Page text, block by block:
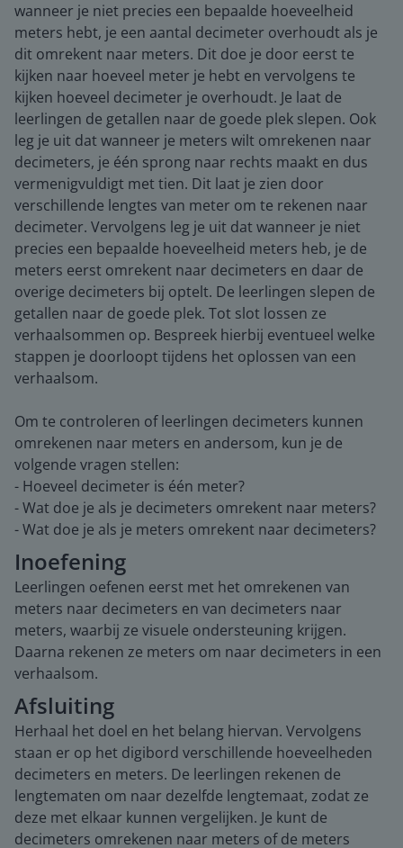
wanneer je niet precies een bepaalde hoeveelheid
meters hebt, je een aantal decimeter overhoudt als je
dit omrekent naar meters. Dit doe je door eerst te
kijken naar hoeveel meter je hebt en vervolgens te
kijken hoeveel decimeter je overhoudt. Je laat de
leerlingen de getallen naar de goede plek slepen. Ook
leg je uit dat wanneer je meters wilt omrekenen naar
decimeters, je één sprong naar rechts maakt en dus
vermenigvuldigt met tien. Dit laat je zien door
verschillende lengtes van meter om te rekenen naar
decimeter. Vervolgens leg je uit dat wanneer je niet
precies een bepaalde hoeveelheid meters heb, je de
meters eerst omrekent naar decimeters en daar de
overige decimeters bij optelt. De leerlingen slepen de
getallen naar de goede plek. Tot slot lossen ze
verhaalsommen op. Bespreek hierbij eventueel welke
stappen je doorloopt tijdens het oplossen van een
verhaalsom.
Om te controleren of leerlingen decimeters kunnen
omrekenen naar meters en andersom, kun je de
volgende vragen stellen:
- Hoeveel decimeter is één meter?
- Wat doe je als je decimeters omrekent naar meters?
- Wat doe je als je meters omrekent naar decimeters?
Inoefening
Leerlingen oefenen eerst met het omrekenen van
meters naar decimeters en van decimeters naar
meters, waarbij ze visuele ondersteuning krijgen.
Daarna rekenen ze meters om naar decimeters in een
verhaalsom.
Afsluiting
Herhaal het doel en het belang hiervan. Vervolgens
staan er op het digibord verschillende hoeveelheden
decimeters en meters. De leerlingen rekenen de
lengtematen om naar dezelfde lengtemaat, zodat ze
deze met elkaar kunnen vergelijken. Je kunt de
decimeters omrekenen naar meters of de meters